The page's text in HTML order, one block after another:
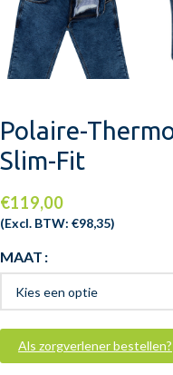
Polaire-
Slim-Fit
€119,00
(Excl. BTW: €98,35)
MAAT
Als zorgverlener bestellen?